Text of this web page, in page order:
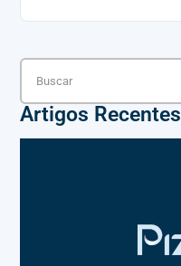
Artigos Recentes